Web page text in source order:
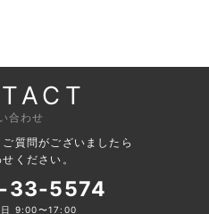
合わせ
質問がございましたら
ください。
33-5574
日 9:00〜17:00